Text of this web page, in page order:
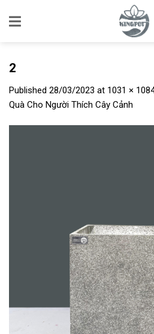
2
Published 28/03/2023 at 1031 ×
Quà Cho Người Thích Cây Cảnh